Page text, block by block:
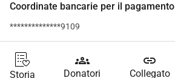
Coordinate bancarie per il pagamento
**************9109
Storia
groups
Donatori
link
Collegato